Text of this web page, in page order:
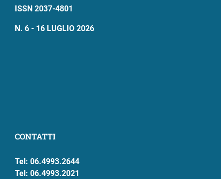
ISSN 2037-4801
N. 6 - 16 LUGLIO 2026
CONTATTI
Tel: 06.4993.2644
Tel: 06.4993.2021